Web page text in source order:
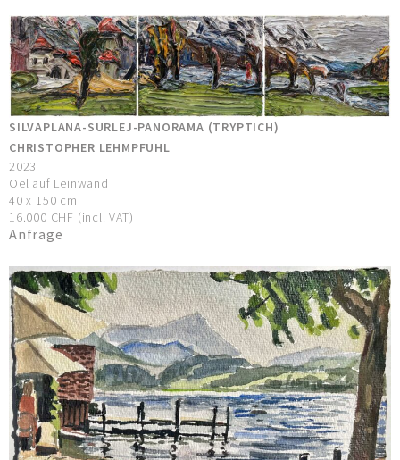
SILVAPLANA-SURLEJ-PANORAMA (TRYPTICH)
CHRISTOPHER LEHMPFUHL
2023
Oel auf Leinwand
40 x 150 cm
16.000 CHF (incl. VAT)
Anfrage